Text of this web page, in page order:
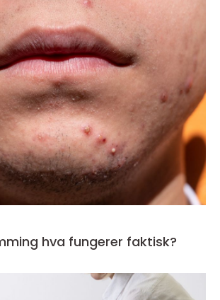
Hudoppstramming hva fungerer faktisk?